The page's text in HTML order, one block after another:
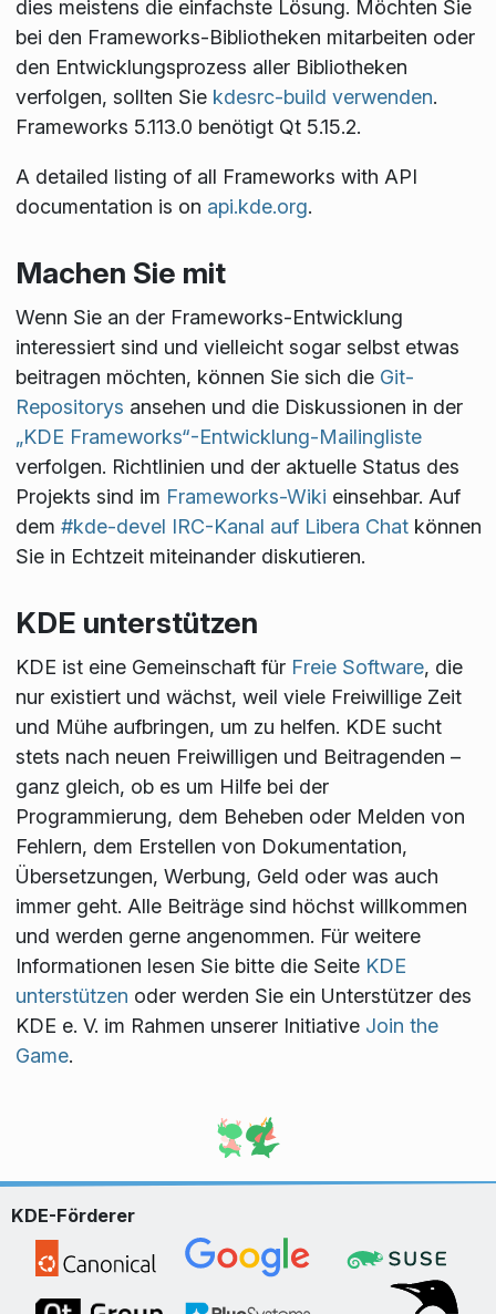
dies meistens die einfachste Lösung. Möchten Sie
bei den Frameworks-Bibliotheken mitarbeiten oder
den Entwicklungsprozess aller Bibliotheken
verfolgen, sollten Sie kdesrc-build verwenden.
Frameworks 5.113.0 benötigt Qt 5.15.2.
A detailed listing of all Frameworks with API
documentation is on api.kde.org.
Machen Sie mit
Wenn Sie an der Frameworks-Entwicklung
interessiert sind und vielleicht sogar selbst etwas
beitragen möchten, können Sie sich die Git-
Repositorys ansehen und die Diskussionen in der
„KDE Frameworks“-Entwicklung-Mailingliste
verfolgen. Richtlinien und der aktuelle Status des
Projekts sind im Frameworks-Wiki einsehbar. Auf
dem #kde-devel IRC-Kanal auf Libera Chatkönnen
Sie in Echtzeit miteinander diskutieren.
KDE unterstützen
KDE ist eine Gemeinschaft für Freie Software, die
nur existiert und wächst, weil viele Freiwillige Zeit
und Mühe aufbringen, um zu helfen. KDE sucht
stets nach neuen Freiwilligen und Beitragenden –
ganz gleich, ob es um Hilfe bei der
Programmierung, dem Beheben oder Melden von
Fehlern, dem Erstellen von Dokumentation,
Übersetzungen, Werbung, Geld oder was auch
immer geht. Alle Beiträge sind höchst willkommen
und werden gerne angenommen. Für weitere
Informationen lesen Sie bitte die Seite KDE
unterstützen oder werden Sie ein Unterstützer des
KDE e. V. im Rahmen unserer Initiative Join the
Game.
KDE-Förderer